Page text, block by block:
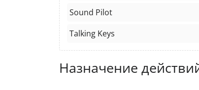
Sound Pilot
Talking Keys
Назначение